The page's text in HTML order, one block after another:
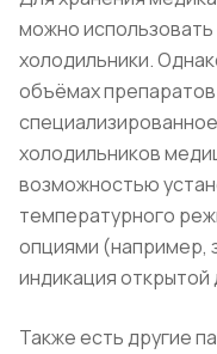
можно
холодильники.
объёмах
холодильников
возможностью
температурного
опциями (например,
индикация
Также есть другие